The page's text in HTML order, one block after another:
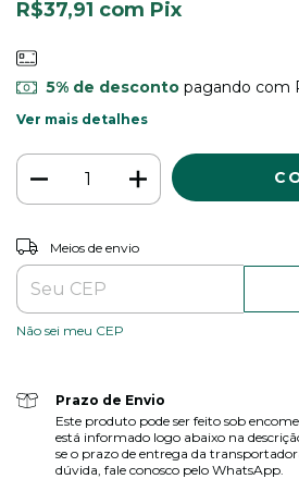
R$37,91 com Pix
5% de descontopagando com
Ver mais detalhes
Entregas para o CEP:
Meios de envio
Não sei meu CEP
Prazo de Envio
Este produto pode ser feito sob
está informado logo abaixo na
se o prazo de entrega da
dúvida, fale conosco pelo WhatsApp.